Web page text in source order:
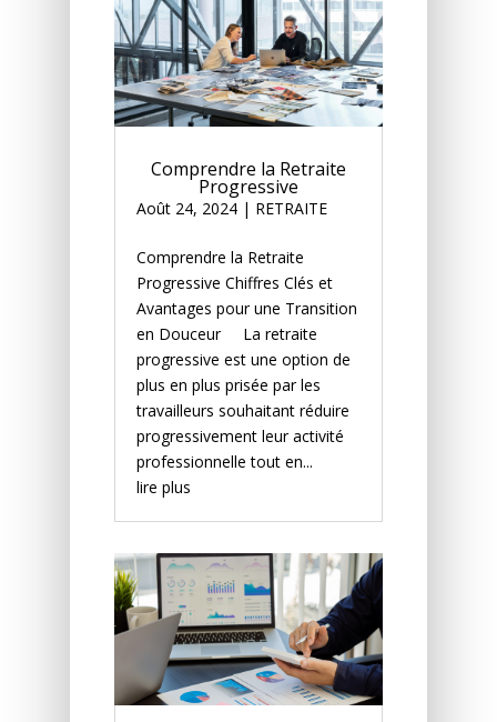
Comprendre la Retraite
Progressive
Août 24, 2024| RETRAITE
Comprendre la Retraite
Progressive Chiffres Clés et
Avantages pour une Transition
en Douceur La retraite
progressive est une option de
plus en plus prisée par les
travailleurs souhaitant réduire
progressivement leur activité
professionnelle tout en...
lire plus